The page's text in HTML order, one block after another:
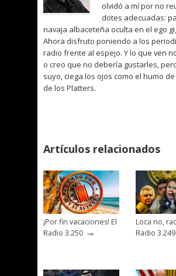
olvidó a mí por no
dotes adecuadas:
navaja albaceteña oculta en el ego
Ahora disfruto poniendo a los
radio frente al espejo. Y lo que ven
o creo que no debería gustarles,
suyo, ciega los ojos como el humo
de los Platters.
Artículos relacionados
¡Por fin vacaciones! El
Radio 3.250 →
Loca no,
Radio 3.249